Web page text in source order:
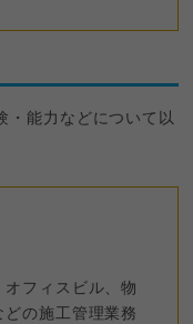
・能力などについて以
オフィスビル、物
の施工管理業務